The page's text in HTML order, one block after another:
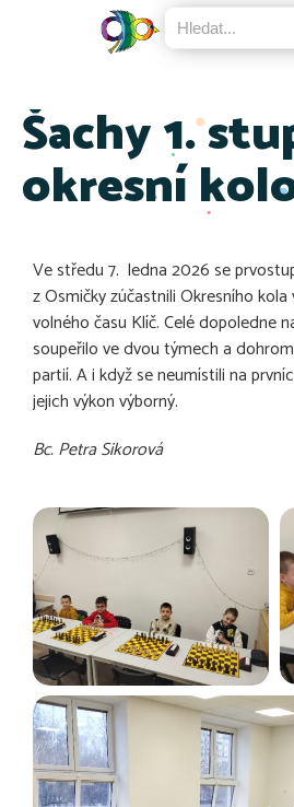
Šachy 1.
okresní
Ve středu 7. ledna 2026 se
z Osmičky zúčastnili Okresního
volného času Klíč. Celé dopoledne
soupeřilo ve dvou týmech a
partií. A i když se neumístili na
jejich výkon výborný.
Bc. Petra Sikorová